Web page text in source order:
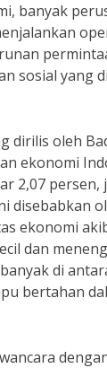
banyak
sosial yang
dirilis oleh
ekonomi
2,07
disebabkan
ekonomi
dan
di
bertahan